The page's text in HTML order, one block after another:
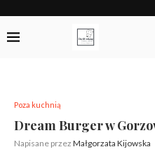
Poza kuchnią
Dream Burger w
Napisane przez Małgorzata Kijowska